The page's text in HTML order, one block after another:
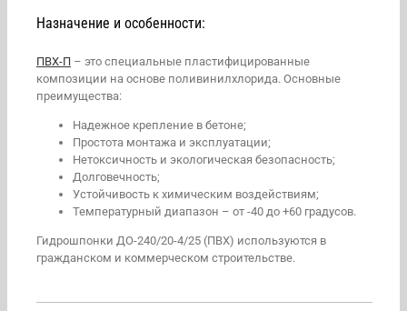
Назначение и особенности:
ПВХ-П – это специальные пластифицированные
композиции на основе поливинилхлорида. Основные
преимущества:
Надежное крепление в бетоне;
Простота монтажа и эксплуатации;
Нетоксичность и экологическая безопасность;
Долговечность;
Устойчивость к химическим воздействиям;
Температурный диапазон – от -40 до +60 градусов.
Гидрошпонки ДО-240/20-4/25 (ПВХ) используются в
гражданском и коммерческом строительстве.